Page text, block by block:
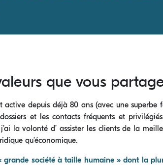
que vous
active depuis déjà 80 ans (avec une
et les contacts fréquents et
la volonté d’ assister les clients de la
qu’économique.
grande société à taille humaine » dont la